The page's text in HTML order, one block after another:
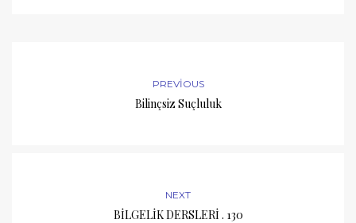
PREVIOUS
Bilinçsiz Suçluluk
NEXT
BİLGELİK DERSLERİ . 130